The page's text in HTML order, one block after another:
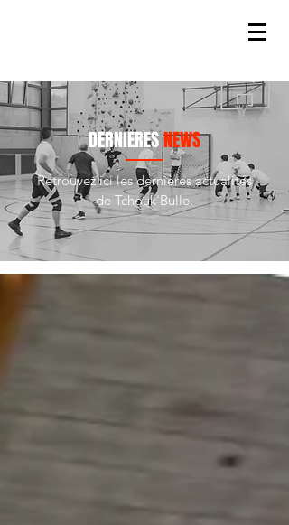
DERNIERESNEWS
Retrouvez ici les dernières actualités
de Tchouk'Bulle.